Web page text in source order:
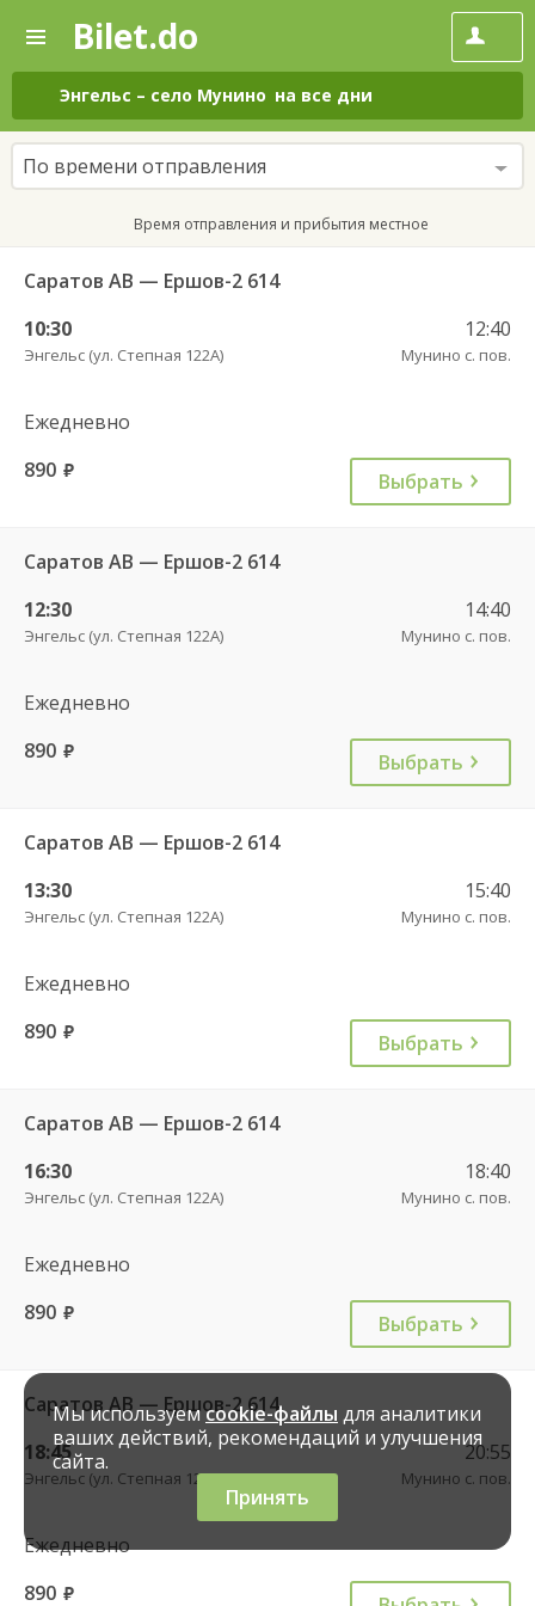
—
Поиск
и
покупка
билетов
на
автобус
онлайн
Bilet.do
Энгельс – село Мунино на все дни
По времени отправления
Время отправления и прибытия местное
Саратов АВ — Ершов-2 614
10:30
Энгельс (ул. Степная 122А)
12:40
Мунино с. пов.
Ежедневно
890 руб. Выбрать
Саратов АВ — Ершов-2 614
12:30
Энгельс (ул. Степная 122А)
14:40
Мунино с. пов.
Ежедневно
890 руб. Выбрать
Саратов АВ — Ершов-2 614
13:30
Энгельс (ул. Степная 122А)
15:40
Мунино с. пов.
Ежедневно
890 руб. Выбрать
Саратов АВ — Ершов-2 614
16:30
Энгельс (ул. Степная 122А)
18:40
Мунино с. пов.
Ежедневно
890 руб. Выбрать
Саратов АВ — Ершов-2 614
18:45
Энгельс (ул. Степная 122А)
20:55
Мунино с. пов.
Ежедневно
890 руб.
Мы используемcookie-файлы для аналитики
ваших действий, рекомендаций и улучшения
сайта.
Принять